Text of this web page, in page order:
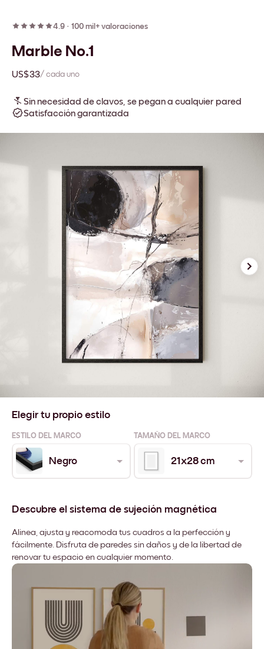
4.9 · 100 mil+ valoraciones
Marble No.1
US$33/ cada uno
Sin necesidad de clavos, se pegan a cualquier pared
Satisfacción garantizada
Elegir tu propio estilo
ESTILO DEL MARCO TAMAÑO DEL MARCO
Negro 21x28 cm
Descubre el sistema de sujeción magnética
Alinea, ajusta y reacomoda tus cuadros a la perfección y
fácilmente. Disfruta de paredes sin daños y de la libertad de
renovar tu espacio en cualquier momento.